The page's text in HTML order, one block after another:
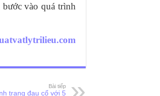
vào quá trình
Bài tiếp
trạng đau cổ với 5